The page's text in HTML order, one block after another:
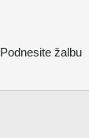
Podnesite žalbu